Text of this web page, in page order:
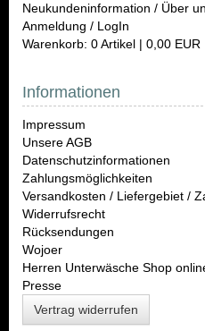
Neukundeninformation / Über
Anmeldung / LogIn
Warenkorb: 0 Artikel | 0,00 EUR
Informationen
Impressum
Unsere AGB
Datenschutzinformationen
Zahlungsmöglichkeiten
Versandkosten / Liefergebiet /
Widerrufsrecht
Rücksendungen
Wojoer
Herren Unterwäsche Shop
Presse
Vertrag widerrufen